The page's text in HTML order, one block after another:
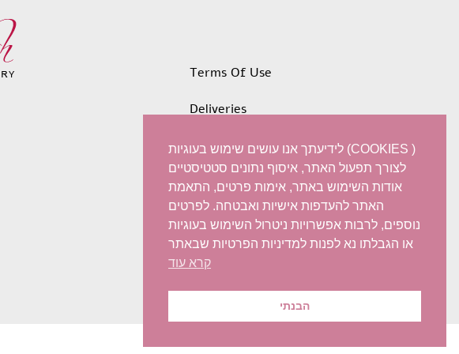
Terms Of Use
Deliveries
Privacy policy
Refunds and Exchanges
Accessibility statement
לידיעתך אנו עושים שימוש בעוגיות (COOKIES )
לצורך תפעול האתר, איסוף נתונים סטטיסטיים
אודות השימוש באתר, אימות פרטים, התאמת
האתר להעדפות אישיות ואבטחה. לפרטים
נוספים, לרבות אפשרויות ניטרול השימוש בעוגיות
או הגבלתו נא לפנות למדיניות הפרטיות שבאתר
קרא עוד
הבנתי